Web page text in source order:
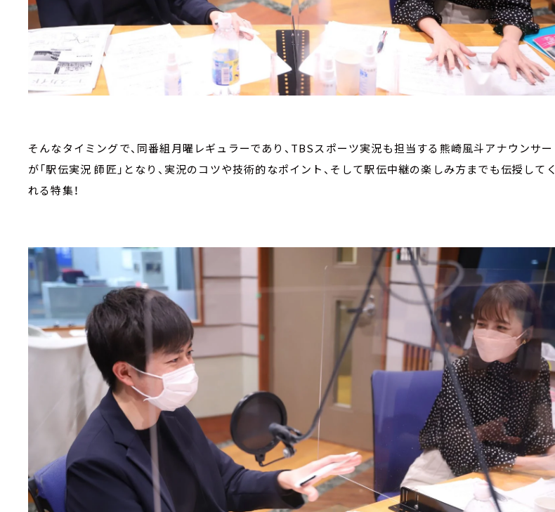
そんなタイミングで、同番組月曜レギュラーであり、TBSスポーツ実況も担当する熊崎風斗アナウンサー
が「駅伝実況 師匠」となり、実況のコツや技術的なポイント、そして駅伝中継の楽しみ方までも伝授してく
れる特集！